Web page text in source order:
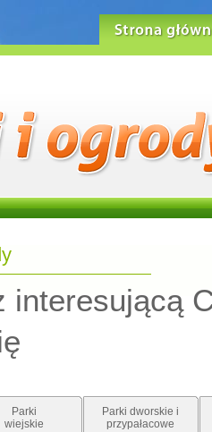
interesującą
Parki
wiejskie
Parki dworskie i
przypałacowe
Strona główna